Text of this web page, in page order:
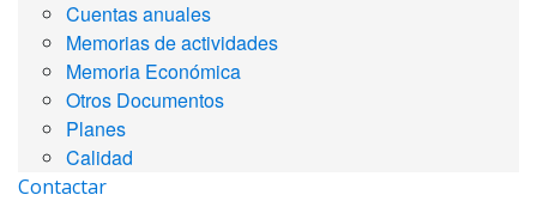
Cuentas anuales
Memorias de actividades
Memoria Económica
Otros Documentos
Planes
Calidad
Contactar